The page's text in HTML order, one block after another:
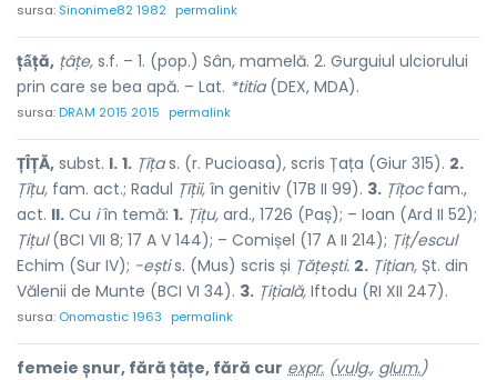
sursa: Sinonime82 1982 permalink
țấță, țâțe, s.f. – 1. (pop.) Sân, mamelă. 2. Gurguiul ulciorului
prin care se bea apă. – Lat. *titia(DEX, MDA).
sursa:DRAM 2015 2015 permalink
ȚÎȚĂ, subst. I. 1. Țîțas. (r. Pucioasa), scris Țața (Giur 315). 2.
Țîțu, fam. act.; Radul Țîții, în genitiv (17B II 99). 3. Țîțocfam.,
act. II. Cu iîn temă: 1. Țițu, ard., 1726 (Paș); – Ioan (Ard II 52);
Țițul(BCI VII 8; 17 A V 144); – Comișel (17 A II 214); Țiț/escul
Echim (Sur IV); -eștis. (Mus) scris și Țățești. 2. Țițian, Șt. din
Vălenii de Munte (BCI VI 34). 3. Țițială, Iftodu (RI XII 247).
sursa: Onomastic 1963 permalink
femeie șnur, fără țâțe, fără cur expr. (vulg., glum.)